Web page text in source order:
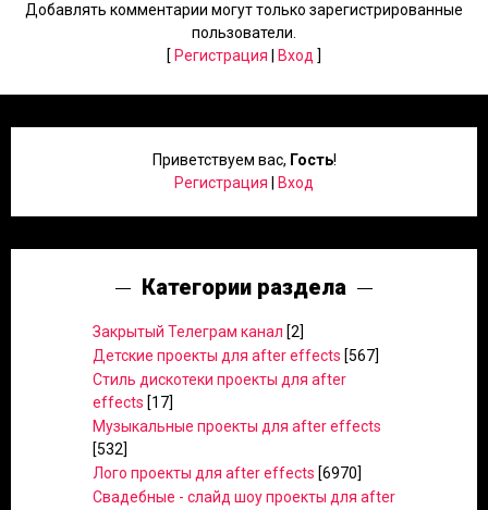
Добавлять комментарии могут только зарегистрированные
пользователи.
[ Регистрация Вход ]
Приветствуем вас, Гость!
Регистрация
Вход
Категории раздела
Закрытый Телеграм канал [2]
Детские проекты для after effects [567]
Стиль дискотеки проекты для after
effects [17]
Музыкальные проекты для after effects
[532]
Лого проекты для after effects [6970]
Свадебные - слайд шоу проекты для after